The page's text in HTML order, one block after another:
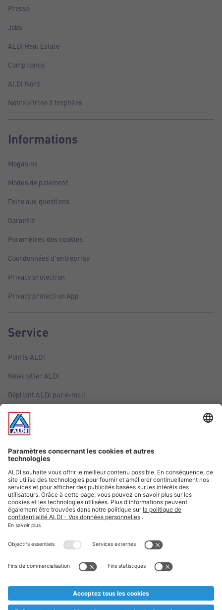
Presse
Jobs
ALDI Real Estate
Compliance
ALDI Nord
Notre vitrine à trophées
Informations
Magasins
Modes de paiement
Foire aux questions
Garantie
Paramètres des cookies
Coordonnées d'entreprise
Privacy protection
Privacy protection App
Service
Points ALDI
Newsletter ALDI
Dépliant ALDI par e-mail
Offres
Infos essentielles
Suivez ALDI Belgique
Textes marqués d'un astérisque et mentions légales
* Nous vendons ces articles temporairement et jusqu'à
au cas où, malgré le planning bien étudié, nous serions
prématurément en rupture de stock. Prix Recupel et TVA incl.
** Sur ce site, l’utilisation de la forme masculine a été adoptée